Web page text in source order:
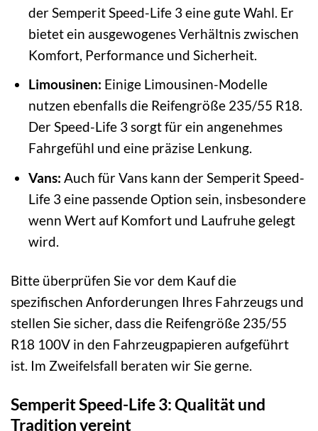
der Semperit Speed-Life 3 eine gute Wahl. Er
bietet ein ausgewogenes Verhältnis zwischen
Komfort, Performance und Sicherheit.
Limousinen: Einige Limousinen-Modelle
nutzen ebenfalls die Reifengröße 235/55 R18.
Der Speed-Life 3 sorgt für ein angenehmes
Fahrgefühl und eine präzise Lenkung.
Vans: Auch für Vans kann der Semperit Speed-
Life 3 eine passende Option sein, insbesondere
wenn Wert auf Komfort und Laufruhe gelegt
wird.
Bitte überprüfen Sie vor dem Kauf die
spezifischen Anforderungen Ihres Fahrzeugs und
stellen Sie sicher, dass die Reifengröße 235/55
R18 100V in den Fahrzeugpapieren aufgeführt
ist. Im Zweifelsfall beraten wir Sie gerne.
Semperit Speed-Life 3: Qualität und
Tradition vereint